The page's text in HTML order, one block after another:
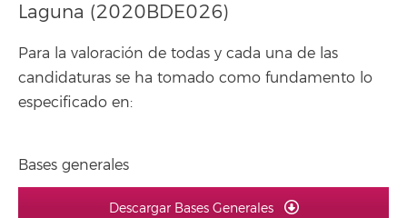
Laguna (2020BDE026)
Para la valoración de todas y cada una de las
candidaturas se ha tomado como fundamento lo
especificado en:
Bases generales
Descargar Bases Generales